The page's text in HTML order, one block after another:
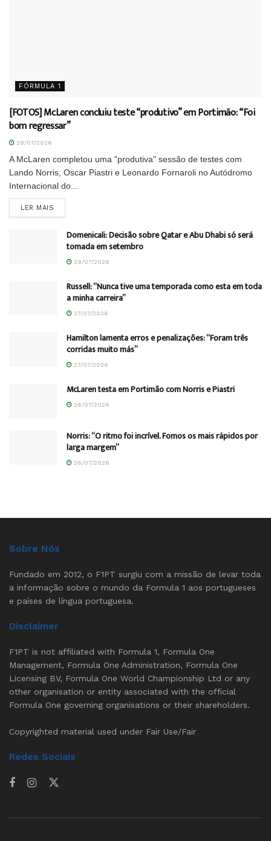
FÓRMULA 1
[FOTOS] McLaren concluiu teste “produtivo” em Portimão: “Foi
bom regressar”
29/07/2026
A McLaren completou uma "produtiva" sessão de testes com
Lando Norris, Oscar Piastri e Leonardo Fornaroli no Autódromo
Internacional do...
LER MAIS
Domenicali: Decisão sobre Qatar e Abu Dhabi só será
tomada em setembro
29/07/2026
Russell: “Nunca tive uma temporada como esta em toda
a minha carreira”
27/07/2026
Hamilton lamenta erros e penalizações: “Foram três
corridas muito más”
27/07/2026
McLaren testa em Portimão com Norris e Piastri
26/07/2026
Norris: “O ritmo foi incrível. Fomos os mais rápidos por
larga margem”
26/07/2026
Sobre Nós
Fundado em 2012, o F1PT surgiu com a missão de levar toda
a informação sobre o mundo da Formula 1 aos portugueses
e países de língua portuguesa.
Disclaimer
F1PT is not affiliated with Formula 1, Formula One
Management, Formula One Administration, Formula One
Licensing BV, Formula One World Championship Ltd or any
other organisation or entity associated with the official
Formula One governing organisations or their shareholders.
Copyrighted material used under Fair Use/Fair
Redes Sociais